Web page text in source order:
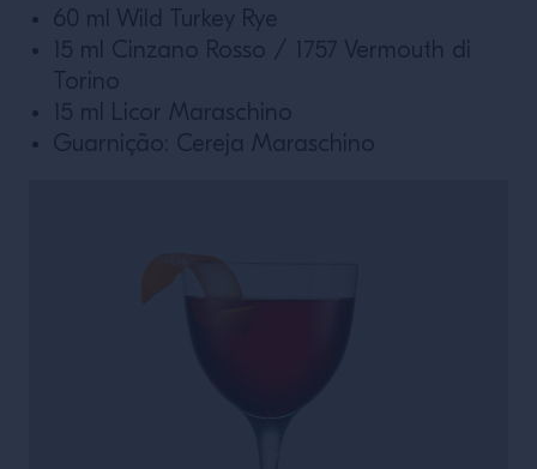
60 ml Wild Turkey Rye
15 ml Cinzano Rosso / 1757 Vermouth di
Torino
15 ml Licor Maraschino
Guarnição: Cereja Maraschino